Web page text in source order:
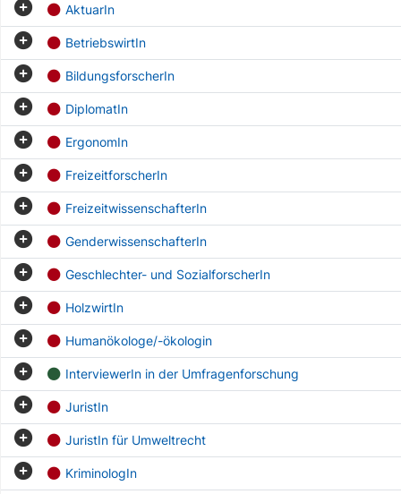
AktuarIn
BetriebswirtIn
BildungsforscherIn
DiplomatIn
ErgonomIn
FreizeitforscherIn
FreizeitwissenschafterIn
GenderwissenschafterIn
Geschlechter- und SozialforscherIn
HolzwirtIn
Humanökologe/-ökologin
InterviewerIn in der Umfragenforschung
JuristIn
JuristIn für Umweltrecht
KriminologIn